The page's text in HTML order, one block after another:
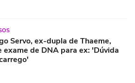
Servo, ex-dupla de Thaeme,
exame de DNA para ex: 'Dúvida